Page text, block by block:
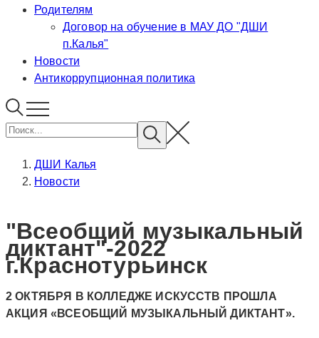
Родителям
Договор на обучение в МАУ ДО "ДШИ
п.Калья"
Новости
Антикоррупционная политика
ДШИ Калья
Новости
"Всеобщий музыкальный
диктант"-2022
г.Краснотурьинск
2 ОКТЯБРЯ В КОЛЛЕДЖЕ ИСКУССТВ ПРОШЛА
АКЦИЯ «ВСЕОБЩИЙ МУЗЫКАЛЬНЫЙ ДИКТАНТ».